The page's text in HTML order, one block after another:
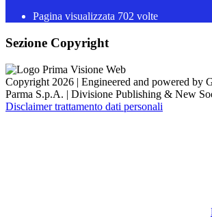
Pagina visualizzata 702 volte
Sezione Copyright
Copyright 2026 | Engineered and powered by
Parma S.p.A. | Divisione Publishing & New
Disclaimer trattamento dati personali